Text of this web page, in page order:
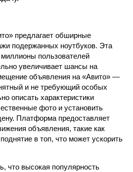
предлагает обширные
подержанных ноутбуков. Эта
пользователей
увеличивает шансы на
объявления на «Авито» —
и не требующий особых
описать характеристики
фото и установить
Платформа предоставляет
объявления, такие как
в топ, что может ускорить
что высокая популярность